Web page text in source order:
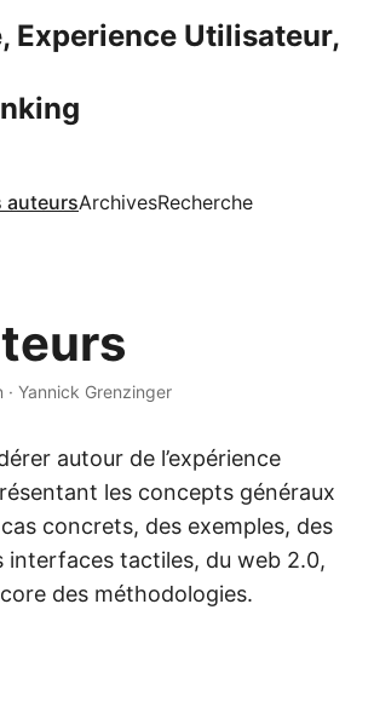
Experience Utilisateur,
auteursArchivesRecherche
· Yannick Grenzinger
autour de l’expérience
les concepts généraux
concrets, des exemples, des
interfaces tactiles, du web 2.0,
des méthodologies.